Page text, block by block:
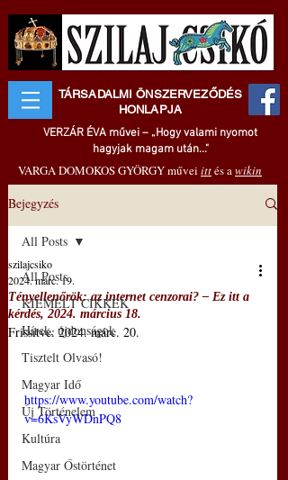
TÁRSADALMI ÖNSZERVEZŐDÉS
HONLAPJA
VERZÁR ÉVA művei – „Hogy valami nyomot
hagyjak magam után..."
VARGA DOMOKOS GYÖRGY művei ittés awikin
Bejegyzés
All Posts
KIEMELT CIKKEK
Hírek, újdonságok
Tisztelt Olvasó!
Magyar Idő
Új Történelem
Kultúra
Magyar Őstörténet
All Posts
Tényellenőrök: az internet cenzorai? – Ez itt a
kérdés, 2024. március 18.
szilajcsiko
2024. márc. 19.
Frissítve:2024. márc. 20.
https://www.youtube.com/watch?
v=6KsVyWDnPQ8